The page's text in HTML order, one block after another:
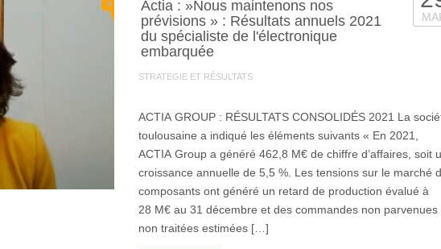
Actia : »Nous maintenons nos
prévisions » : Résultats annuels 2021
du spécialiste de l'électronique
embarquée
STRATEGIE ET RÉSULTATS
ACTIA GROUP : RÉSULTATS CONSOLIDÉS 2021 La
toulousaine a indiqué les éléments suivants « En 2021,
ACTIA Group a généré 462,8 M€ de chiffre d’affaires, soit
croissance annuelle de 5,5 %. Les tensions sur le marché
composants ont généré un retard de production évalué à
28 M€ au 31 décembre et des commandes non parvenues
non traitées estimées […]